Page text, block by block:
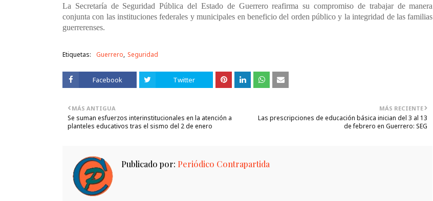
La Secretaría de Seguridad Pública del Estado de Guerrero reafirma su compromiso de trabajar de manera
conjunta con las instituciones federales y municipales en beneficio del orden público y la integridad de las familias
guerrerenses.
Etiquetas: Guerrero Seguridad
Facebook Twitter
MÁS RECIENTE
Las prescripciones de educación básica inician del 3 al 13
de febrero en Guerrero: SEG
MÁS ANTIGUA
Se suman esfuerzos interinstitucionales en la atención a
planteles educativos tras el sismo del 2 de enero
Publicado por: Periódico Contrapartida